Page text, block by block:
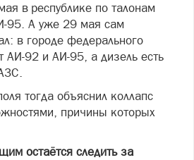
в республике по талонам
95. А уже 29 мая сам
в городе федерального
АИ-92 и АИ-95, а дизель есть
тогда объяснил коллапс
причины которых
остаётся следить за